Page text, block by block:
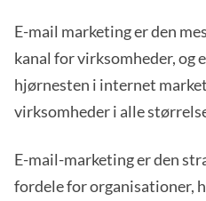
E-mail marketing er den
kanal for virksomheder, og
hjørnesten i internet
virksomheder i alle
E-mail-marketing er den
fordele for organisationer,